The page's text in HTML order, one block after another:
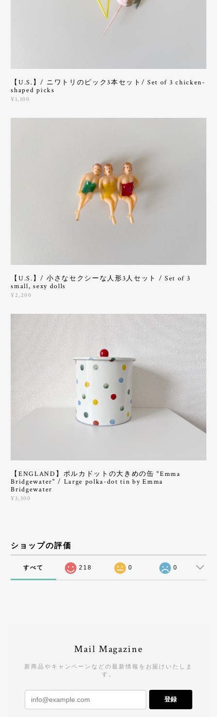
【U.S.】/ ニワトリのピック3本セット/ Set of 3 chicken-
shaped picks
¥1,100
【U.S.】/ 小さなセクシーな人形3人セット / Set of 3
small, sexy dolls
¥2,200
【ENGLAND】ポルカドットの大きめの缶 "Emma
Bridgewater" / Large polka-dot tin by Emma
Bridgewater
¥3,300
ショップの評価
すべて 218 0 0
Mail Magazine
新商品やキャンペーンなどの最新情報をお届けいたしま
す。
登録